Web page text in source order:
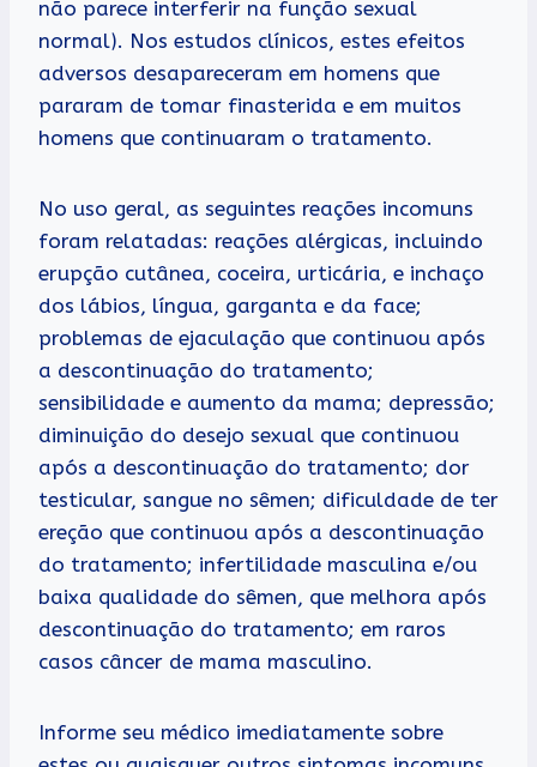
não parece interferir na função sexual
normal). Nos estudos clínicos, estes efeitos
adversos desapareceram em homens que
pararam de tomar finasterida e em muitos
homens que continuaram o tratamento.
No uso geral, as seguintes reações incomuns
foram relatadas: reações alérgicas, incluindo
erupção cutânea, coceira, urticária, e inchaço
dos lábios, língua, garganta e da face;
problemas de ejaculação que continuou após
a descontinuação do tratamento;
sensibilidade e aumento da mama; depressão;
diminuição do desejo sexual que continuou
após a descontinuação do tratamento; dor
testicular, sangue no sêmen; dificuldade de ter
ereção que continuou após a descontinuação
do tratamento; infertilidade masculina e/ou
baixa qualidade do sêmen, que melhora após
descontinuação do tratamento; em raros
casos câncer de mama masculino.
Informe seu médico imediatamente sobre